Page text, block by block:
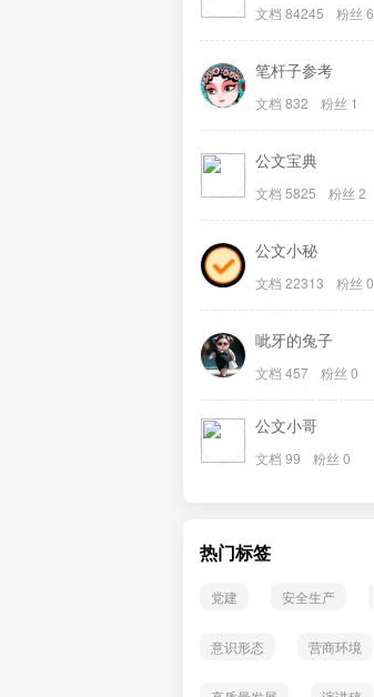
文档 84245 粉丝 6
笔杆子参考
文档 832 粉丝 1
公文宝典
文档 5825 粉丝 2
公文小秘
文档 22313 粉丝 0
呲牙的兔子
文档 457 粉丝 0
公文小哥
文档 99 粉丝 0
热门标签
党建 安全生产
意识形态 营商环境